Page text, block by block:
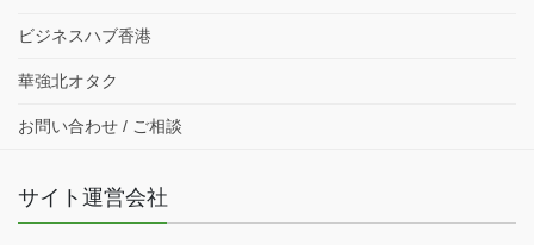
ビジネスハブ香港
華強北オタク
お問い合わせ / ご相談
サイト運営会社